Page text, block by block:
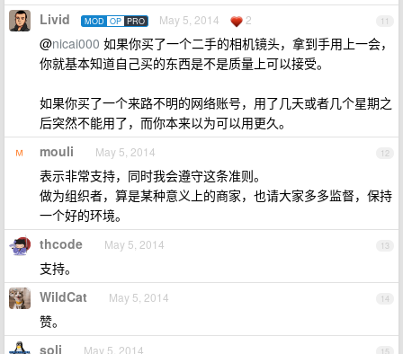
11
Livid MOD OP PRO May 5, 2014 2
@nicai000 如果你买了一个二手的相机镜头，拿到手用上一会，
你就基本知道自己买的东西是不是质量上可以接受。
如果你买了一个来路不明的网络账号，用了几天或者几个星期之
后突然不能用了，而你本来以为可以用更久。
12
mouli May 5, 2014
表示非常支持，同时我会遵守这条准则。
做为组织者，算是某种意义上的商家，也请大家多多监督，保持
一个好的环境。
13
thcode May 5, 2014
支持。
14
WildCat May 5, 2014
赞。
soli May 5, 2014